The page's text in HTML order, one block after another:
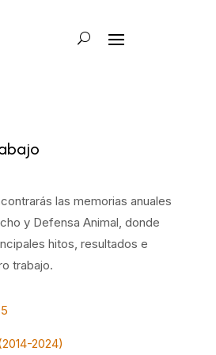
las memorias anuales
y Defensa Animal, donde
hitos, resultados e
trabajo.
2024)